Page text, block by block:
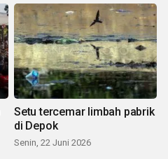
Setu tercemar limbah pabrik
di Depok
Senin, 22 Juni 2026